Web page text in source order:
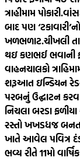
ત્રાહીમામ પોકારી.
બાદ પણ
ખળભળાટ.ચીખલી
થઇ કણભઈ ભવાની
વાહનચાલકો
શરૂઆત ઇન્ડિયન
પરબનું ઉદ્ઘાટન
નિચલા બરડા
રસ્તો ખખડધજ બનતાં
ખાતે આવેલ પવિત્ર
ભવ્ય રીતે 11મો